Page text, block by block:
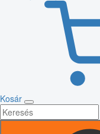
Kosár